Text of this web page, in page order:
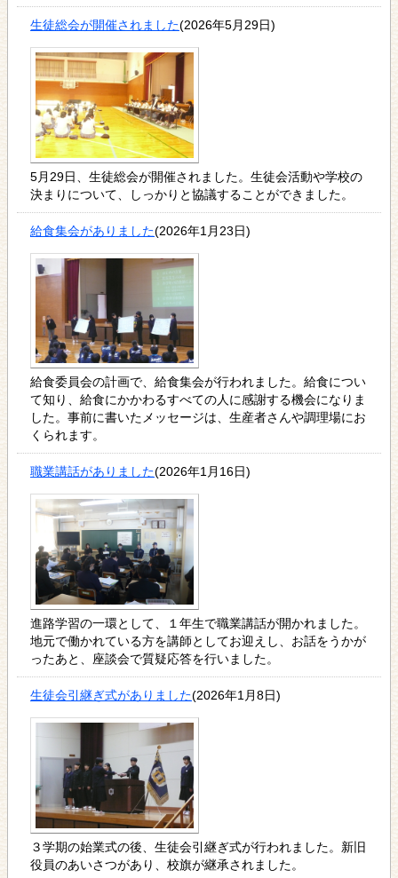
生徒総会が開催されました(2026年5月29日)
5月29日、生徒総会が開催されました。生徒会活動や学校の
決まりについて、しっかりと協議することができました。
給食集会がありました(2026年1月23日)
給食委員会の計画で、給食集会が行われました。給食につい
て知り、給食にかかわるすべての人に感謝する機会になりま
した。事前に書いたメッセージは、生産者さんや調理場にお
くられます。
職業講話がありました(2026年1月16日)
進路学習の一環として、１年生で職業講話が開かれました。
地元で働かれている方を講師としてお迎えし、お話をうかが
ったあと、座談会で質疑応答を行いました。
生徒会引継ぎ式がありました(2026年1月8日)
３学期の始業式の後、生徒会引継ぎ式が行われました。新旧
役員のあいさつがあり、校旗が継承されました。